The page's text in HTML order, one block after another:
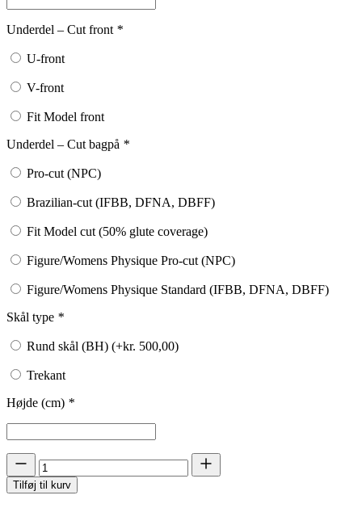
Underdel – Cut front *
U-front
V-front
Fit Model front
Underdel – Cut bagpå *
Pro-cut (NPC)
Brazilian-cut (IFBB, DFNA, DBFF)
Fit Model cut (50% glute coverage)
Figure/Womens Physique Pro-cut (NPC)
Figure/Womens Physique Standard (IFBB, DFNA, DBFF)
Skål type *
Rund skål (BH) (+kr. 500,00)
Trekant
Højde (cm) *
Unicorn
-
Posingsuit
Tilføj til kurv